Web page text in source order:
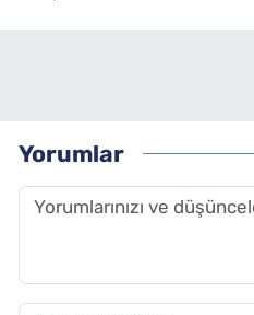
Yorumlar